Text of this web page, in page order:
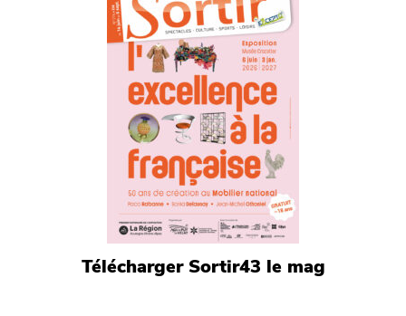
Télécharger Sortir43 le mag